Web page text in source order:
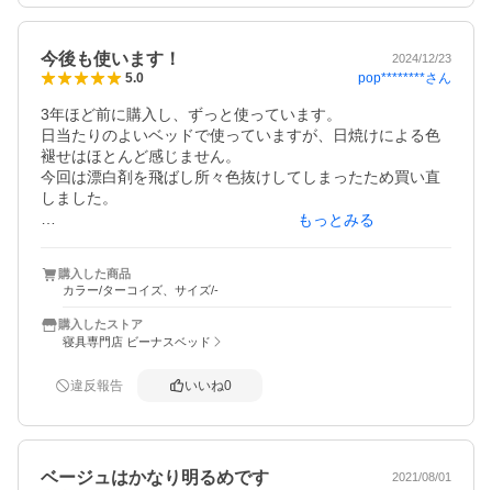
今後も使います！ 2024/12/23
5.0 pop********さん
3年ほど前に購入し、ずっと使っています。
日当たりのよいベッドで使っていますが、日焼けによる色
褪せはほとんど感じません。
今回は漂白剤を飛ばし所々色抜けしてしまったため買い直
しました。
うとピーコックブルーに近いと思います。
綿100%で適度な厚みがあり丈夫です。同じシリーズのシー
ツも使っています。やはり寝具は綿100%がいいですね！
防ダニ効果があるからか、使い始めて、知らないうちに何
かい生地です。
もっとみる
購入した商品
カラー/ターコイズ、サイズ/-
購入したストア
寝具専門店 ビーナスベッド
違反報告 いいね0
ベージュはかなり明るめです 2021/08/01